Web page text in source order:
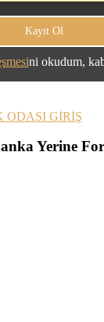
ni okudum,
ODASI GİRİŞ
Yerine